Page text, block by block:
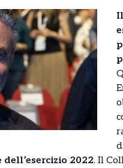
2022. Il